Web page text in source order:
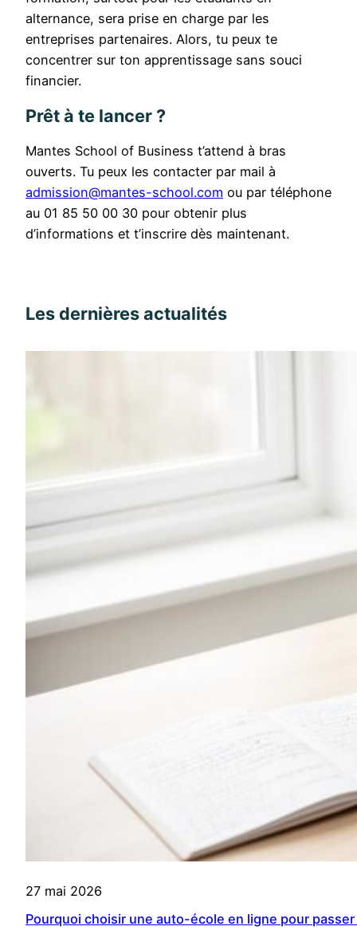
alternance, sera prise en charge par les
entreprises partenaires. Alors, tu peux te
concentrer sur ton apprentissage sans souci
financier.
Prêt à te lancer ?
Mantes School of Business t’attend à bras
ouverts. Tu peux les contacter par mail à
admission@mantes-school.com ou par téléphone
au 01 85 50 00 30 pour obtenir plus
d’informations et t’inscrire dès maintenant.
Les dernières actualités
27 mai 2026
Pourquoi choisir une auto-école en ligne pour